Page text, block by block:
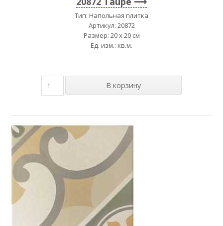
Тип: Напольная плитка
Артикул: 20872
Размер: 20 x 20 см
Ед. изм.: кв.м.